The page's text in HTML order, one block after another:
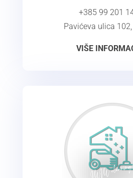
+385 99 201
Pavićeva ulica
VIŠE